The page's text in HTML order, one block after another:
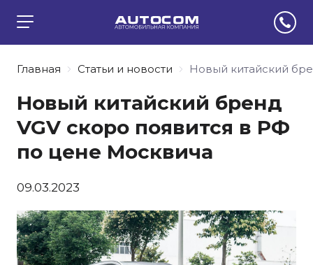
Главная Статьи и новости Новый китайский
Новый китайский бренд
VGV скоро появится в РФ
по цене Москвича
09.03.2023